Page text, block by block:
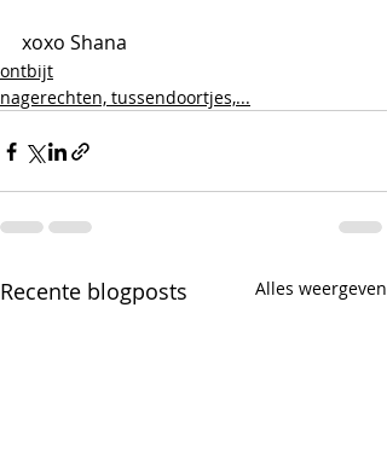
xoxo Shana
ontbijt
nagerechten, tussendoortjes,...
Recente blogposts Alles weergeven